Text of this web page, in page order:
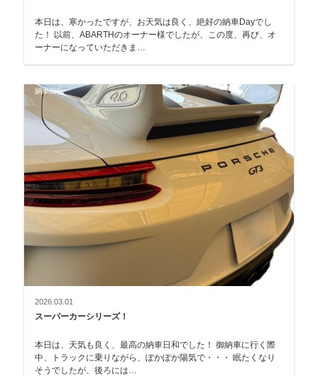
本日は、寒かったですが、お天気は良く、絶好の納車Dayでし
た！ 以前、ABARTHのオーナー様でしたが、この度、再び、オ
ーナーになっていただきま…
納車御礼
2026.03.01
スーパーカーシリーズ！
本日は、天気も良く、最高の納車日和でした！ 御納車に行く際
中、トラックに乗りながら、ぽかぽか陽気で・・・ 眠たくなり
そうでしたが、後ろには…